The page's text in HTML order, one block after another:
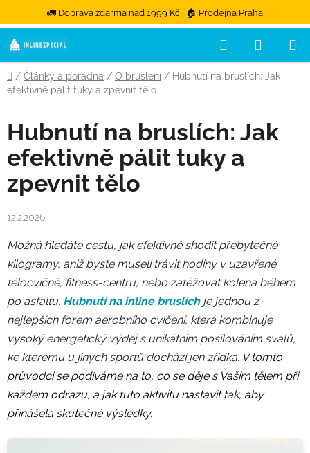
🚛 Doprava zdarma nad 1999 Kč | 🏠 Prodejna Praha
Hledat
Domů
/ Články a poradna / O bruslení / Hubnutí na bruslích: Jak
efektivně pálit tuky a zpevnit tělo
Hubnutí na bruslích: Jak
efektivně pálit tuky a
zpevnit tělo
12.2.2026
Možná hledáte cestu, jak efektivně shodit přebytečné
kilogramy, aniž byste museli trávit hodiny v uzavřené
tělocvičně, fitness-centru, nebo zatěžovat kolena během
po asfaltu. Hubnutí na inline bruslíchje jednou z
nejlepších forem aerobního cvičení, která kombinuje
vysoký energetický výdej s unikátním posilováním svalů,
ke kterému u jiných sportů dochází jen zřídka. V tomto
průvodci se podíváme na to, co se děje s Vaším tělem při
každém odrazu, a jak tuto aktivitu nastavit tak, aby
přinášela skutečné výsledky.